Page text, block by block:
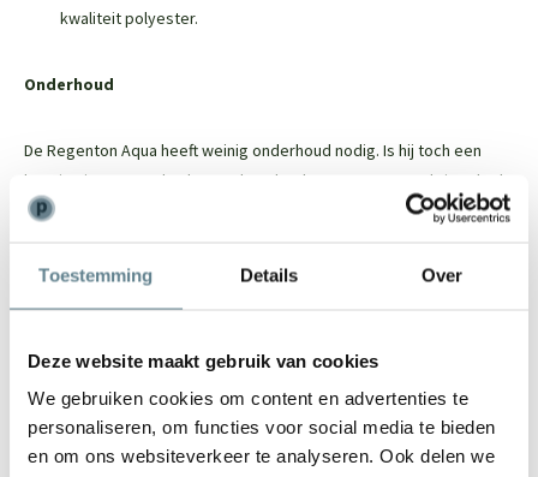
Toestemming Details Over
Deze website maakt gebruik van cookies
We gebruiken cookies om content en advertenties te
personaliseren, om functies voor social media te bieden
en om ons websiteverkeer te analyseren. Ook delen we
kwaliteit polyester.
Onderhoud
De Regenton Aqua heeft weinig onderhoud nodig. Is hij toch een
beetje vies geworden kunt u deze het best met een vochtige doek
schoonmaken, reinigingsmiddelen zijn niet aanbevolen.
Wanneer de regenton zwaar vervuild is kunt u deze reinigen met
een hogedrukreiniger. Spuit de regenton schoon en loop deze
cleaner/reiniger voor deze regenton. Dit zal de regenton
beschadigen.